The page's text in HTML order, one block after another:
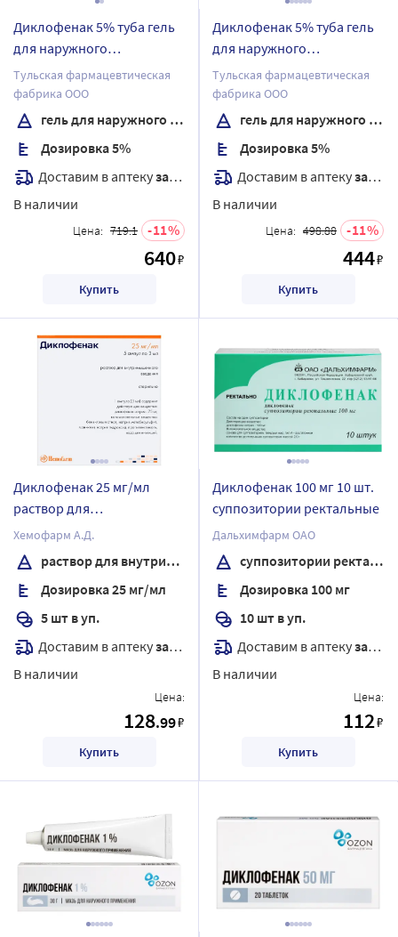
Диклофенак 5% туба гель
для наружного
применения 100 гр
Тульская фармацевтическая
фабрика ООО
гель для наружного применения
Дозировка 5%
Доставим в аптекузавтра
В наличии
Цена: 719.1 11
640₽
Купить
Диклофенак 5% туба гель
для наружного
применения 50 гр
Тульская фармацевтическая
фабрика ООО
гель для наружного применения
Дозировка 5%
Доставим в аптекузавтра
В наличии
Цена: 498.88 11
444₽
Купить
Диклофенак 25 мг/мл
раствор для
внутримышечного
введения 3 мл ампулы 5
шт.
Хемофарм А.Д.
раствор для внутримышечного введения
Дозировка 25 мг/мл
5 шт в уп.
Доставим в аптекузавтра
В наличии
Цена:
128.99₽
Купить
Диклофенак 100 мг 10 шт.
суппозитории ректальные
Дальхимфарм ОАО
суппозитории ректальные
Дозировка 100 мг
10 шт в уп.
Доставим в аптекузавтра
В наличии
Цена:
112₽
Купить